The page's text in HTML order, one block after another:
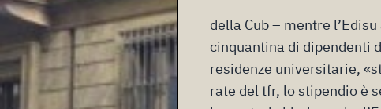
della Cub – mentre
cinquantina di dipendenti
residenze universitarie,
rate del tfr, lo stipendio è